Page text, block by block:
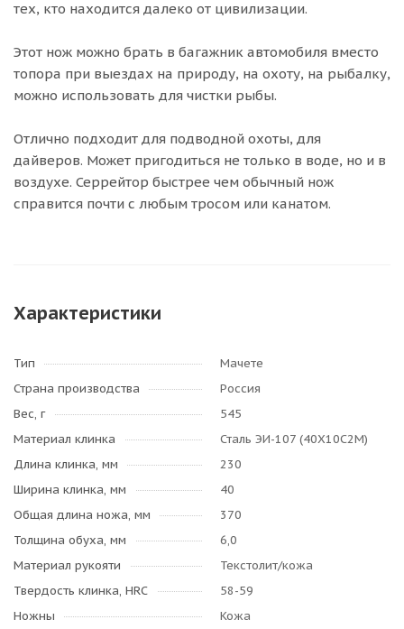
тех, кто находится далеко от цивилизации.
Этот нож можно брать в багажник автомобиля вместо
топора при выездах на природу, на охоту, на рыбалку,
можно использовать для чистки рыбы.
Отлично подходит для подводной охоты, для
дайверов. Может пригодиться не только в воде, но и в
воздухе. Серрейтор быстрее чем обычный нож
справится почти с любым тросом или канатом.
Характеристики
Тип
Мачете
Страна производства
Россия
Вес, г
545
Материал клинка
Сталь ЭИ-107 (40Х10С2М)
Длина клинка, мм
230
Ширина клинка, мм
40
Общая длина ножа, мм
370
Толщина обуха, мм
6,0
Материал рукояти
Текстолит/кожа
Твердость клинка, HRC
58-59
Ножны
Кожа